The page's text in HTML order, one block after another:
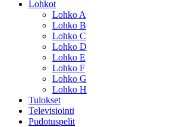
Lohkot
Lohko A
Lohko B
Lohko C
Lohko D
Lohko E
Lohko F
Lohko G
Lohko H
Tulokset
Televisiointi
Pudotuspelit